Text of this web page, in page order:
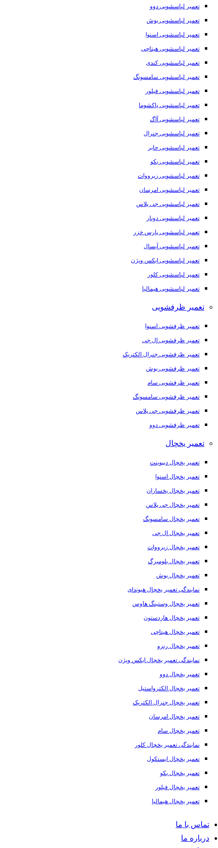
تعمیر لباسشویی دوو
تعمیر لباسشویی بوش
تعمیر لباسشویی اسنوا
تعمیر لباسشویی هیتاچی
تعمیر لباسشویی کندی
تعمیر لباسشویی سامسونگ
تعمیر لباسشویی فیلور
تعمیر لباسشویی پاکشوما
تعمیر لباسشویی آاگ
تعمیر لباسشویی جنرال
تعمیر لباسشویی حایر
تعمیر لباسشویی بکو
تعمیر لباسشویی زیرووات
تعمیر لباسشویی امرسان
تعمیر لباسشویی جی پلاس
تعمیر لباسشویی دونار
تعمیر لباسشویی پارس خزر
تعمیر لباسشویی آبسال
تعمیر لباسشویی ایکس ویژن
تعمیر لباسشویی کلور
تعمیر لباسشویی هیمالیا
تعمیر ظرفشویی
تعمیر ظرفشویی اسنوا
تعمیر ظرفشویی ال جی
تعمیر ظرفشویی جنرال الکتریک
تعمیر ظرفشویی بوش
تعمیر ظرفشویی سام
تعمیر ظرفشویی سامسونگ
تعمیر ظرفشویی جی پلاس
تعمیر ظرفشویی دوو
تعمیر یخچال
تعمیر یخچال دیپوینت
تعمیر یخچال اسنوا
تعمیر یخچال یخساران
تعمیر یخچال جی پلاس
تعمیر یخچال سامسونگ
تعمیر یخچال ال جی
تعمیر یخچال زیرووات
تعمیر یخچال بلومبرگ
تعمیر یخچال بوش
نمایندگی تعمیر یخچال هیوندای
تعمیر یخچال وستینگ هاوس
تعمیر یخچال هاردستون
تعمیر یخچال هیتاچی
تعمیر یخچال رنزو
نمایندگی تعمیر یخچال ایکس ویژن
تعمیر یخچال دوو
تعمیر یخچال الکترواستیل
تعمیر یخچال جنرال الکتریک
تعمیر یخچال امرسان
تعمیر یخچال سام
نمایندگی تعمیر یخچال کلور
تعمیر یخچال ایستکول
تعمیر یخچال بکو
تعمیر یخچال فیلور
تعمیر یخچال هیمالیا
تماس با ما
درباره ما